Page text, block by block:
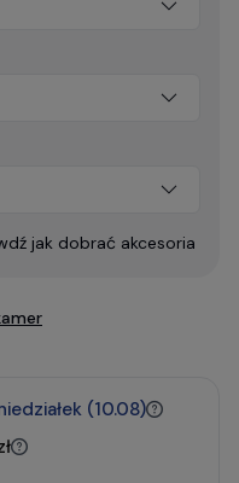
jak dobrać akcesoria
(10.08)